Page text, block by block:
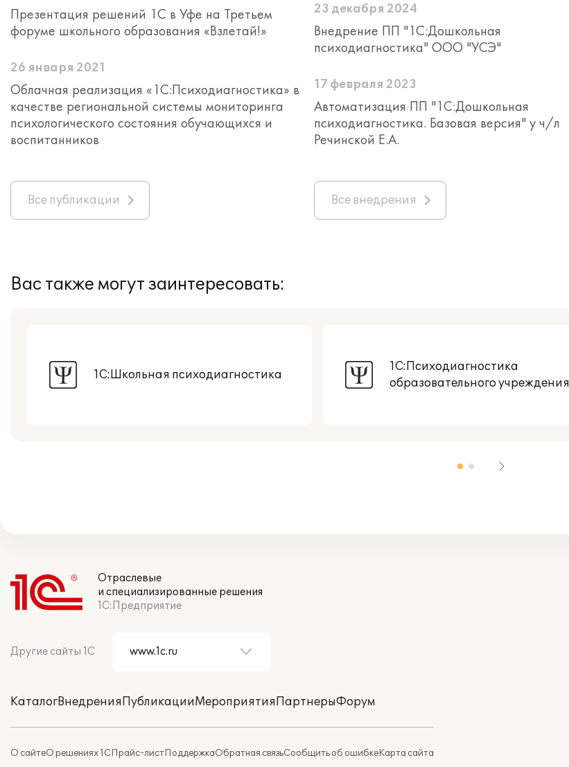
Презентация решений 1С в Уфе на Третьем
форуме школьного образования «Взлетай!»
26 января 2021
Облачная реализация «1С:Психодиагностика» в
качестве региональной системы мониторинга
психологического состояния обучающихся и
воспитанников
Все публикации
23 декабря 2024
Внедрение ПП "1С:Дошкольная
психодиагностика" ООО "УСЭ"
17 февраля 2023
Автоматизация ПП "1С:Дошкольная
психодиагностика. Базовая версия" у ч/л
Речинской Е.А.
Все внедрения
Вас также могут заинтересовать:
1С:Школьная психодиагностика
1С:Психодиагностика
образовательного учреждения
Отраслевые
и специализированные решения
1С:Предприятие
Другие сайты 1С
КаталогВнедренияПубликацииМероприятияПартнерыФорум
О сайтеО решениях 1СПрайс-листПоддержкаОбратная связьСообщить об ошибкеКарта сайта